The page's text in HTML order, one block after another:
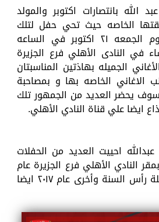
الله بانتصارات اكتوبر والمولد
الخاصه حيث تحي حفل لتلك
المناسبتين و ذلك يوم الجمعه ٢١ اكتوبر في الساعه
في النادى الأهلي فرع الجزيرة
الجميله بهاذتين المناسبتان
الاغاني الخاصه بها و بمصاحبة
يحضر العديد من الجمهور تلك
ايضا علي قناة النادي الأهلي.
احييت العديد من الحفلات
النادي الأهلي فرع الجزيرة عام
٢٠١٧ حيث كان حفل ليلة رأس السنة وأخرى عام ٢٠١٧ ايضا